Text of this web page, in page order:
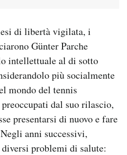
di libertà vigilata, i
Günter Parche
intellettuale al di sotto
più socialmente
mondo del tennis
dal suo rilascio,
presentarsi di nuovo e fare
anni successivi,
problemi di salute: